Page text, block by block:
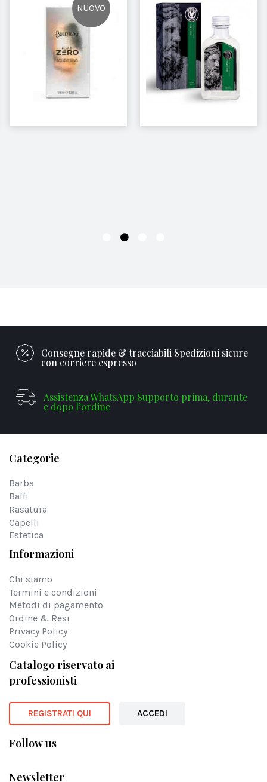
NUOVO
Consegne rapide & tracciabili Spedizioni sicure
con corriere espresso
Assistenza WhatsApp Supporto prima, durante
e dopo l’ordine
Catalogo riservato ai
professionisti
REGISTRATI QUI ACCEDI
Categorie
Barba
Baffi
Rasatura
Capelli
Estetica
Informazioni
Chi siamo
Termini e condizioni
Metodi di pagamento
Ordine & Resi
Privacy Policy
Cookie Policy
Follow us
Newsletter